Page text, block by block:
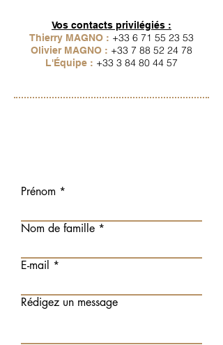
Vos contacts privilégiés :​
Thierry MAGNO : +33 6 71 55 23 53
Olivier MAGNO : +33 7 88 52 24 78
L'Équipe : +33 3 84 80 44 57
Prénom
Nom de famille
E-mail
Rédigez un message